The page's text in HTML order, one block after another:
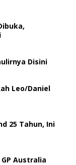
Disini
Leo/Daniel
25 Tahun, Ini
Australia